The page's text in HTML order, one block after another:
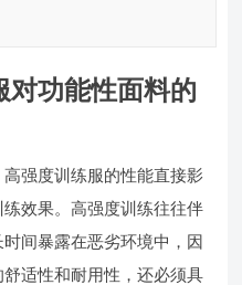
对功能性面料的
强度训练服的性能直接影
效果。高强度训练往往伴
间暴露在恶劣环境中，因
适性和耐用性，还必须具